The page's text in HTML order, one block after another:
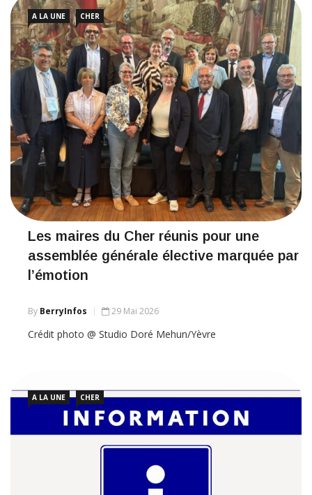
A LA UNE CHER
Les maires du Cher réunis pour une
assemblée générale élective marquée par
l’émotion
By BerryInfos 29 Mai 2026
Crédit photo @ Studio Doré Mehun/Yèvre
A LA UNE CHER